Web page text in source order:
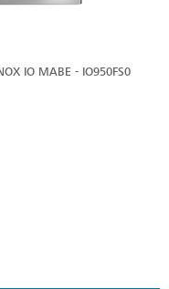
IO MABE - IO950FS0